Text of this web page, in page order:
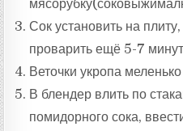
Сок установить на плиту,
проварить ещё 5-7
Веточки укропа
В блендер влить по
помидорного сока,